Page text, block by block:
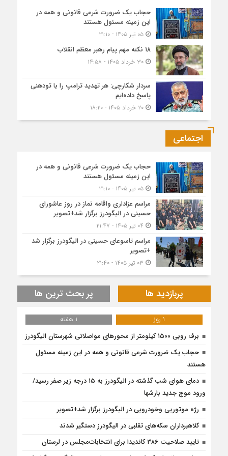
حجاب یک ضرورت شرعی قانونی و همه در
این زمینه مسئول هستند
۰۵ تیر ۱۴۰۵ - ۲۱:۱۰
۱۸ نکته مهم پیام رهبر معظم انقلاب
۳۰ خرداد ۱۴۰۵ - ۱۴:۵۸
سردار شکارچی: هر تهدید ترامپ را با تودهنی
پاسخ داده‌ایم
۲۰ خرداد ۱۴۰۵ - ۱۸:۲۰
اجتماعی
حجاب یک ضرورت شرعی قانونی و همه در
این زمینه مسئول هستند
۰۵ تیر ۱۴۰۵ - ۲۱:۱۰
مراسم عزاداری واقامه نماز در روز عاشورای
حسینی در الیگودرز برگزار شد+تصویر
مراسم تاسوعای حسینی در الیگودرز برگزار شد
+تصویر
پربازدید ها پر بحث ترین ها
1 روز
1 هفته
برف روبی ۱۵۰۰ کیلومتر از محور‌های مواصلاتی شهرستان الیگودرز
حجاب یک ضرورت شرعی قانونی و همه در این زمینه مسئول
هستند
دمای هوای شب گذشته در الیگودرز به ۱۵ درجه زیر صفر رسید/
ورود موج جدید بارشها
رژه موتوریی وخودرویی در الیگودرز برگزار شد+تصویر
کلاهبرداران سکه‌های تقلبی در الیگودرز دستگیر شدند
تایید صلاحیت ۳۸۶ کاندیدا برای انتخابات‌مجلس در لرستان